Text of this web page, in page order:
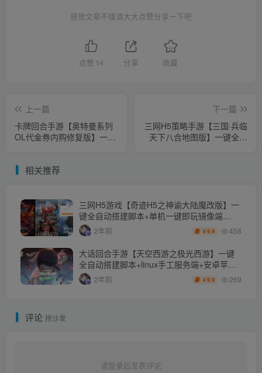
感觉文章不错请大大点赞分享一下吧
点赞 14 分享 收藏
上一篇
卡牌回合手游【奥特曼系列
OL代金券内购修复版】一键
下一篇
三网H5策略手游【三国·兵临
天下八合地图版】一键全自
相关推荐
三网H5游戏【奇迹H5之神谕大陆魔改版】一
键全自动搭建脚本+单机一键即玩镜像端
+Linux手工服务端+平台币后台+GM授权后台
+详细搭建教程
2年前 ￥9.9 458
大话回合手游【天空西游之极光西游】一键
全自动搭建脚本+linux手工服务端+安卓苹果
双端+运营后台+全新极光后台+详细搭建教程
+视频教程
2年前 ￥9.9 269
评论 抢沙发
请登录后发表评论